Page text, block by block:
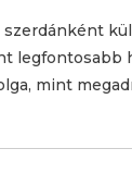
legfontosabb
mint